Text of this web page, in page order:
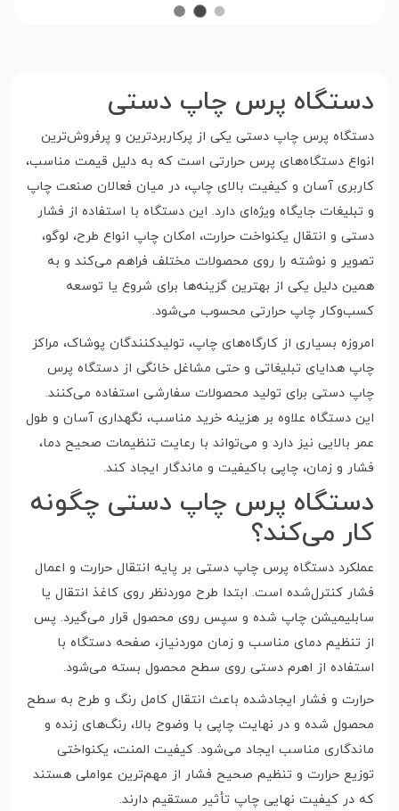
دستگاه پرس چاپ دستی
دستگاه پرس چاپ دستی یکی از پرکاربردترین و پرفروش‌ترین
انواع دستگاه‌های پرس حرارتی است که به دلیل قیمت مناسب،
کاربری آسان و کیفیت بالای چاپ، در میان فعالان صنعت چاپ
و تبلیغات جایگاه ویژه‌ای دارد. این دستگاه با استفاده از فشار
دستی و انتقال یکنواخت حرارت، امکان چاپ انواع طرح، لوگو،
تصویر و نوشته را روی محصولات مختلف فراهم می‌کند و به
همین دلیل یکی از بهترین گزینه‌ها برای شروع یا توسعه
کسب‌وکار چاپ حرارتی محسوب می‌شود.
امروزه بسیاری از کارگاه‌های چاپ، تولیدکنندگان پوشاک، مراکز
چاپ هدایای تبلیغاتی و حتی مشاغل خانگی از دستگاه پرس
چاپ دستی برای تولید محصولات سفارشی استفاده می‌کنند.
این دستگاه علاوه بر هزینه خرید مناسب، نگهداری آسان و طول
عمر بالایی نیز دارد و می‌تواند با رعایت تنظیمات صحیح دما،
فشار و زمان، چاپی باکیفیت و ماندگار ایجاد کند.
دستگاه پرس چاپ دستی چگونه
کار می‌کند؟
عملکرد دستگاه پرس چاپ دستی بر پایه انتقال حرارت و اعمال
فشار کنترل‌شده است. ابتدا طرح موردنظر روی کاغذ انتقال یا
سابلیمیشن چاپ شده و سپس روی محصول قرار می‌گیرد. پس
از تنظیم دمای مناسب و زمان موردنیاز، صفحه دستگاه با
استفاده از اهرم دستی روی سطح محصول بسته می‌شود.
حرارت و فشار ایجادشده باعث انتقال کامل رنگ و طرح به سطح
محصول شده و در نهایت چاپی با وضوح بالا، رنگ‌های زنده و
ماندگاری مناسب ایجاد می‌شود. کیفیت المنت، یکنواختی
توزیع حرارت و تنظیم صحیح فشار از مهم‌ترین عواملی هستند
که در کیفیت نهایی چاپ تأثیر مستقیم دارند.